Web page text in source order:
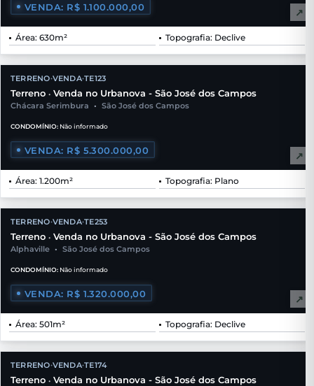
VENDA: R$ 1.100.000,00 ↗
Área: 630m² Topografia: Declive
TERRENO•VENDA•TE123
Terreno • Venda no Urbanova - São José dos Campos
Chácara Serimbura • São José dos Campos
CONDOMÍNIO: Não informado
VENDA: R$ 5.300.000,00 ↗
Área: 1.200m² Topografia: Plano
TERRENO•VENDA•TE253
Terreno • Venda no Urbanova - São José dos Campos
Alphaville • São José dos Campos
CONDOMÍNIO: Não informado
VENDA: R$ 1.320.000,00 ↗
Área: 501m² Topografia: Declive
TERRENO•VENDA•TE174
Terreno • Venda no Urbanova - São José dos Campos